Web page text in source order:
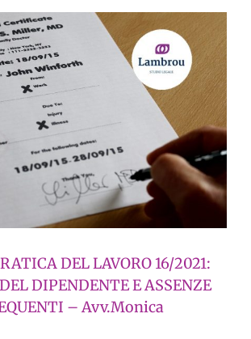
DEL LAVORO 16/2021:
DIPENDENTE E ASSENZE
– Avv.Monica